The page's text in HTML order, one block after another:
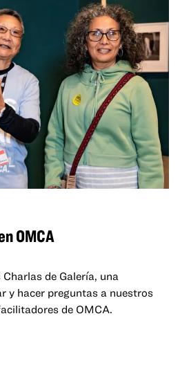
OMCA
de Galería, una
y hacer preguntas a nuestros
de OMCA.